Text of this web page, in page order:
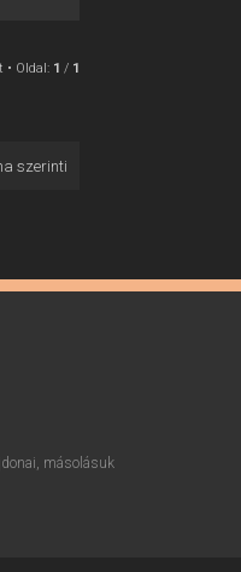
• Oldal: 1 / 1
szerinti
másolásuk